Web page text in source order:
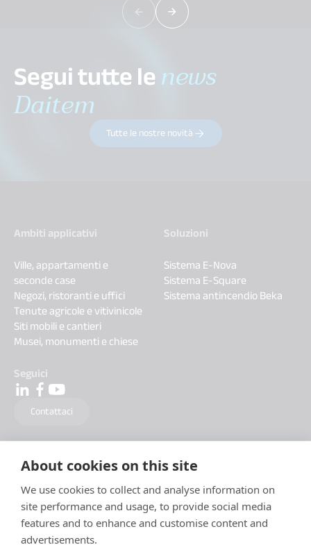
About cookies on this site
We use cookies to collect and analyse information on
site performance and usage, to provide social media
features and to enhance and customise content and
advertisements.
Segui tutte lenews
Daitem
Tutte le nostre novità
Ambiti applicativi
Ville, appartamenti e
seconde case
Negozi, ristoranti e uffici
Tenute agricole e vitivinicole
Siti mobili e cantieri
Musei, monumenti e chiese
Soluzioni
Sistema E-Nova
Sistema E-Square
Sistema antincendio Beka
Seguici
Contattaci